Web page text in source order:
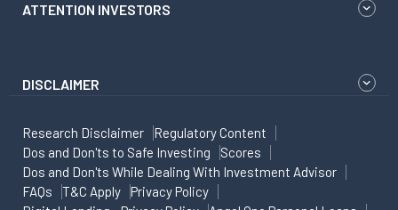
ATTENTION INVESTORS
DISCLAIMER
Research Disclaimer
Regulatory Content
Dos and Don'ts to Safe Investing
Scores
Dos and Don'ts While Dealing With Investment Advisor
FAQs
T&C Apply
Privacy Policy